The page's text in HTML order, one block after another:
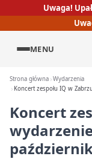
Uwaga!
MENU
Strona główna Wydarzenia
Koncert zespołu IQ w
Koncert